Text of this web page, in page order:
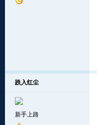
跌入红尘
新手上路